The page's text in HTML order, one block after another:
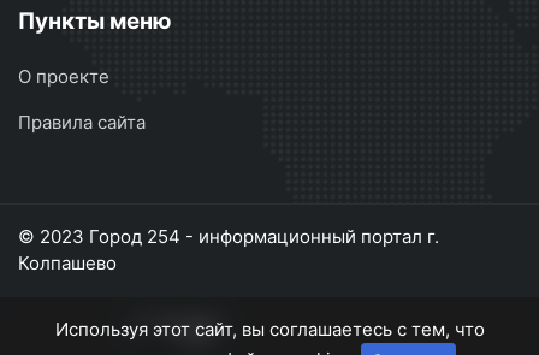
Пункты меню
О проекте
Правила сайта
© 2023 Город 254 - информационный портал г.
Колпашево
Используя этот сайт, вы соглашаетесь с тем, что